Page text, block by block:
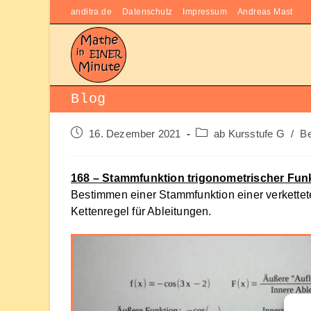
anditra.de Datenschutz Impressum Andreas Mast
Blog
Beitrag16. Dezember 2021
Beitrags-
ab Kursstufe G /
168 – Stammfunktion trigonometrischer
Bestimmen einer Stammfunktion einer
Kettenregel für Ableitungen.